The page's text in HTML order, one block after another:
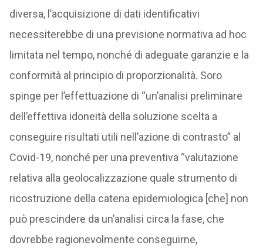
diversa, l’acquisizione di dati identificativi
necessiterebbe di una previsione normativa ad hoc
limitata nel tempo, nonché di adeguate garanzie e la
conformità al principio di proporzionalità. Soro
spinge per l’effettuazione di “un’analisi preliminare
dell’effettiva idoneità della soluzione scelta a
conseguire risultati utili nell’azione di contrasto” al
Covid-19, nonché per una preventiva “valutazione
relativa alla geolocalizzazione quale strumento di
ricostruzione della catena epidemiologica [che] non
può prescindere da un’analisi circa la fase, che
dovrebbe ragionevolmente conseguirne,